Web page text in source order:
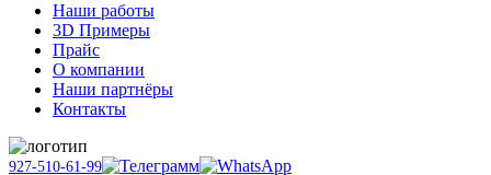
Наши работы
3D Примеры
Прайс
О компании
Наши партнёры
Контакты
927-510-61-99